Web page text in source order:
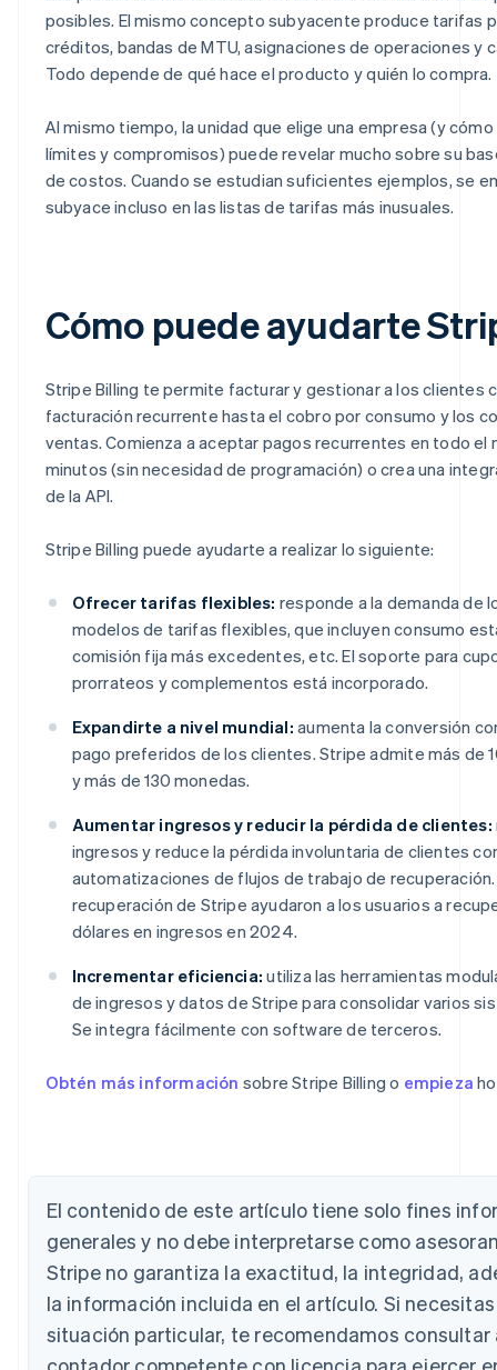
posibles. El mismo concepto subyacente produce tarifas
créditos, bandas de MTU, asignaciones de operaciones y
Todo depende de qué hace el producto y quién lo compra.
Al mismo tiempo, la unidad que elige una empresa (y
límites y compromisos) puede revelar mucho sobre su
de costos. Cuando se estudian suficientes ejemplos, se
subyace incluso en las listas de tarifas más inusuales.
Cómo puede ayudarte
Stripe Billing te permite facturar y gestionar a los clientes
facturación recurrente hasta el cobro por consumo y los
ventas. Comienza a aceptar pagos recurrentes en todo el
minutos (sin necesidad de programación) o crea una
de la API.
Stripe Billing puede ayudarte a realizar lo siguiente:
Ofrecer tarifas flexibles: responde a la demanda de
modelos de tarifas flexibles, que incluyen consumo
comisión fija más excedentes, etc. El soporte para
prorrateos y complementos está incorporado.
Expandirte a nivel mundial: aumenta la conversión
pago preferidos de los clientes. Stripe admite más de
y más de 130 monedas.
Aumentar ingresos y reducir la pérdida de clientes:
ingresos y reduce la pérdida involuntaria de clientes
automatizaciones de flujos de trabajo de
recuperación de Stripe ayudaron a los usuarios a
dólares en ingresos en 2024.
Incrementar eficiencia: utiliza las herramientas
de ingresos y datos de Stripe para consolidar varios
Se integra fácilmente con software de terceros.
Obtén más información sobre Stripe Billing o empieza
El contenido de este artículo tiene solo fines
generales y no debe interpretarse como
Stripe no garantiza la exactitud, la integridad,
la información incluida en el artículo. Si
situación particular, te recomendamos consultar
contador competente con licencia para ejercer
Alemania
Bélgica
Nederlands Français Deutsch
Brasil
PortuguêsEnglish
Bulgaria
Canadá
EnglishFrançais